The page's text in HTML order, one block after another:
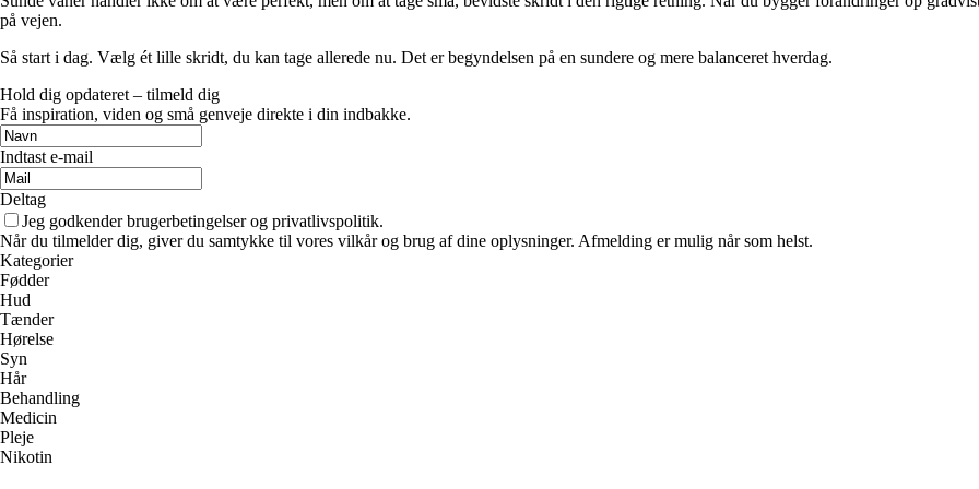
på vejen.
Så start i dag. Vælg ét lille skridt, du kan tage allerede nu. Det er begyndelsen på en sundere og mere balanceret hverdag.
Hold dig opdateret – tilmeld dig
Få inspiration, viden og små genveje direkte i din indbakke.
Indtast e-mail
Deltag
Jeg godkender brugerbetingelser og privatlivspolitik.
Når du tilmelder dig, giver du samtykke til vores vilkår og brug af dine oplysninger. Afmelding er mulig når som helst.
Kategorier
Fødder
Hud
Tænder
Hørelse
Syn
Hår
Behandling
Medicin
Pleje
Nikotin